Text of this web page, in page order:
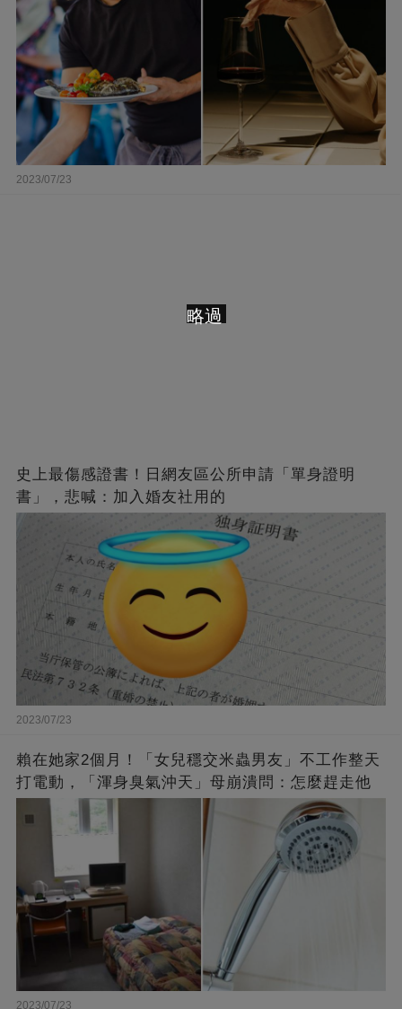
2023/07/23
史上最傷感證書！日網友區公所申請「單身證明
書」，悲喊：加入婚友社用的
2023/07/23
賴在她家2個月！「女兒穩交米蟲男友」不工作整天
打電動，「渾身臭氣沖天」母崩潰問：怎麼趕走他
2023/07/23
略過